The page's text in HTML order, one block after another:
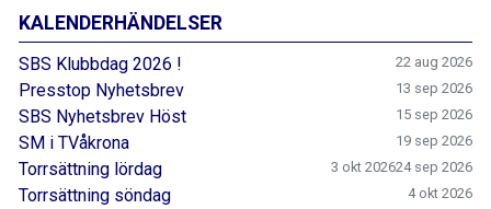
KALENDERHÄNDELSER
SBS Klubbdag 2026 ! 22 aug 2026
Presstop Nyhetsbrev 13 sep 2026
SBS Nyhetsbrev Höst 15 sep 2026
SM i TVåkrona
19 sep 2026
24 sep 2026
Torrsättning lördag 3 okt 2026
Torrsättning söndag 4 okt 2026